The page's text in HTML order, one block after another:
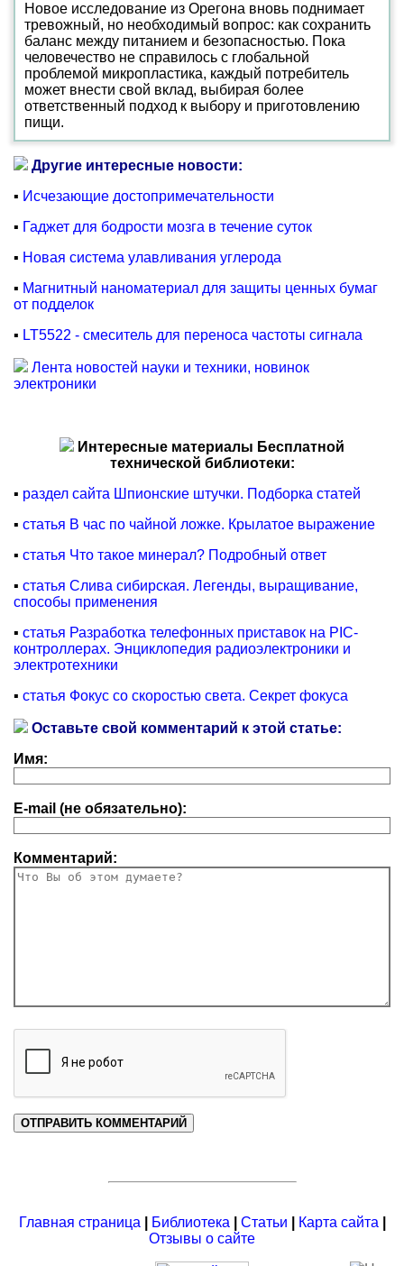
Новое исследование из Орегона вновь поднимает
тревожный, но необходимый вопрос: как сохранить
баланс между питанием и безопасностью. Пока
человечество не справилось с глобальной
проблемой микропластика, каждый потребитель
может внести свой вклад, выбирая более
ответственный подход к выбору и приготовлению
пищи.
Другие интересные новости:
▪ Исчезающие достопримечательности
▪ Гаджет для бодрости мозга в течение суток
▪ Новая система улавливания углерода
▪ Магнитный наноматериал для защиты ценных бумаг
от подделок
▪ LT5522 - смеситель для переноса частоты сигнала
Лента новостей науки и техники, новинок
электроники
Интересные материалы Бесплатной
технической библиотеки:
▪ раздел сайта Шпионские штучки. Подборка статей
▪ статья В час по чайной ложке. Крылатое выражение
▪ статья Что такое минерал? Подробный ответ
▪ статья Слива сибирская. Легенды, выращивание,
способы применения
▪ статья Разработка телефонных приставок на PIC-
контроллерах. Энциклопедия радиоэлектроники и
электротехники
▪ статья Фокус со скоростью света. Секрет фокуса
Оставьте свой комментарий к этой статье:
Имя:
E-mail (не обязательно):
Комментарий:
Главная страница Библиотека Статьи Карта сайта
Отзывы о сайте